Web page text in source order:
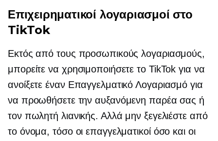
Επιχειρηματικοί λογαριασμοί στο
TikTok
Εκτός από τους προσωπικούς λογαριασμούς,
μπορείτε να χρησιμοποιήσετε το TikTok για να
ανοίξετε έναν Επαγγελματικό Λογαριασμό για
να προωθήσετε την αυξανόμενη παρέα σας ή
τον πωλητή λιανικής. Αλλά μην ξεγελιέστε από
το όνομα, τόσο οι επαγγελματικοί όσο και οι